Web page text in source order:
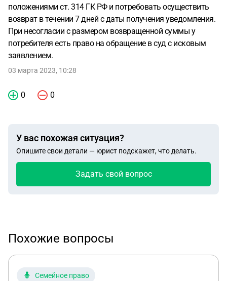
положениями ст. 314 ГК РФ и потребовать осуществить
возврат в течении 7 дней с даты получения уведомления.
При несогласии с размером возвращенной суммы у
потребителя есть право на обращение в суд с исковым
заявлением.
03 марта 2023, 10:28
0 0
У вас похожая ситуация?
Опишите свои детали — юрист подскажет, что делать.
Задать свой вопрос
Похожие вопросы
Семейное право